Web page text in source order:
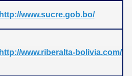
http://www.sucre.gob.bo/
http://www.riberalta-bolivia.com/